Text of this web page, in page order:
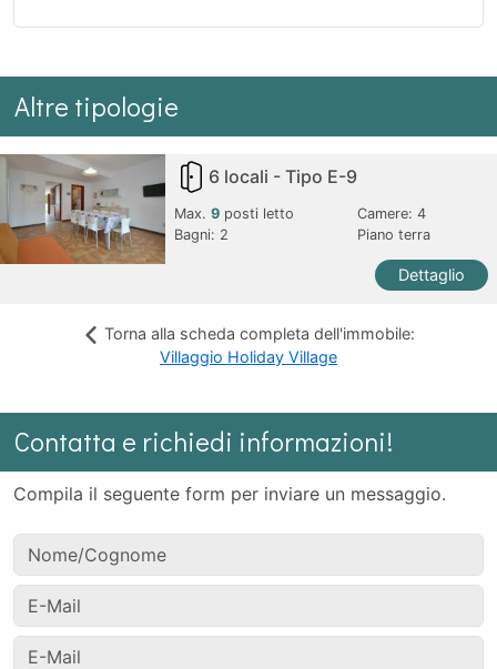
Altre tipologie
6 locali - Tipo E-9
Max.9 posti letto Camere:4
Bagni: 2 Piano terra
Dettaglio
Torna alla scheda completa dell'immobile:
Villaggio Holiday Village
Contatta e richiedi informazioni!
Compila il seguente form per inviare un messaggio.